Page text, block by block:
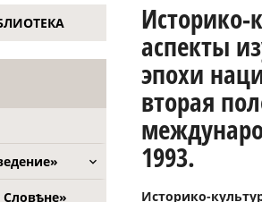
Ноябрь 1993 г. М., 1993.Историко-
аспекты
эпохи
вторая
1993.
Историко-